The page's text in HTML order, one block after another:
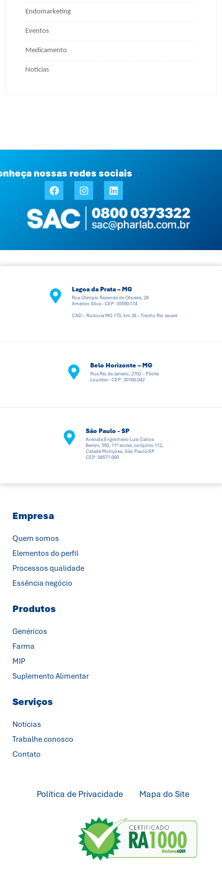
Endomarketing
Eventos
Medicamento
Notícias
nossas redes sociais
Lagoa da Prata – MG
Rua Olímpio Rezende de Oliveira, 28
Américo Silva - CEP: 35590-174
CAD – Rodovia MG 170, km 28 – Trecho Rio Jacaré
Belo Horizonte – MG
Rua Rio de Janeiro, 2702 – Pilotis
Lourdes - CEP: 30160-042
São Paulo - SP
Avenida Engenheiro Luis Carlos
Berrini, 550, 11º andar, conjunto 112,
Cidade Monções, São Paulo/SP
CEP: 04571-000
Empresa
Quem somos
Elementos do perfil
Processos qualidade
Essência negócio
Produtos
Genéricos
Farma
MIP
Suplemento Alimentar
Serviços
Notícias
Trabalhe conosco
Contato
Política de Privacidade Mapa do Site